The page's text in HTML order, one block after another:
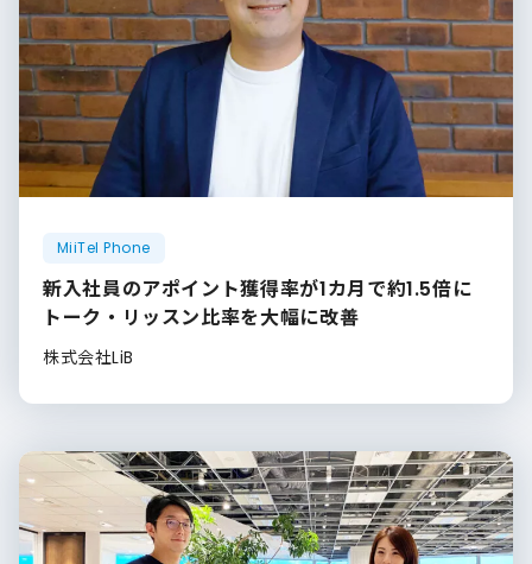
MiiTel Phone
新入社員のアポイント獲得率が1カ月で約1.5倍に
トーク・リッスン比率を大幅に改善
株式会社LiB